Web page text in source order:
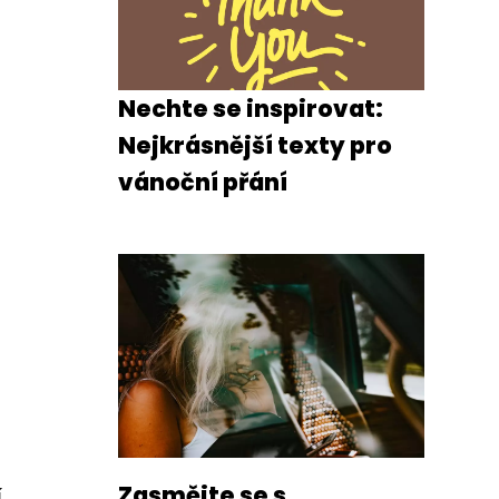
Nechte se inspirovat:
Nejkrásnější texty pro
vánoční přání